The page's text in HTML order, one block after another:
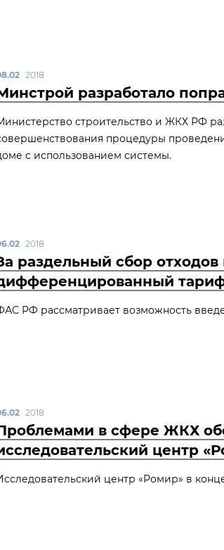
2018
разработало
строительство и ЖКХ РФ
процедуры
с использованием системы.
2018
раздельный сбор
РФ рассматривает возможность
2018
в сфере ЖКХ
центр
центр «Ромир» в